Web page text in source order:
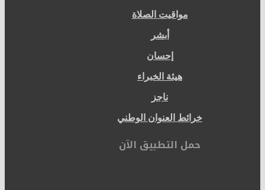
مواقيت الصلاة
أبشر
إحسان
هيئة الخبراء
ناجز
خرائط العنوان الوطني
حمل التطبيق الآن